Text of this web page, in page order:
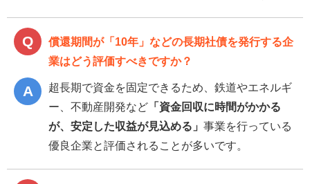
償還期間が「10年」などの長期社債を発行する企
業はどう評価すべきですか？
超長期で資金を固定できるため、鉄道やエネルギ
ー、不動産開発など 「資金回収に時間がかかる
が、安定した収益が見込める」 事業を行っている
優良企業と評価されることが多いです。